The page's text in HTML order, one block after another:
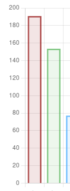
termine e del
bilancia dei
totali. In BPM6,
passività. I
Billions of $
Operatore
Media